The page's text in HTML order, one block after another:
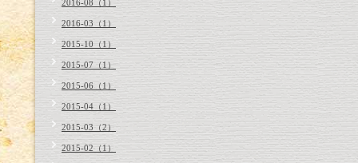
2016-08（1）
2016-03（1）
2015-10（1）
2015-07（1）
2015-06（1）
2015-04（1）
2015-03（2）
2015-02（1）